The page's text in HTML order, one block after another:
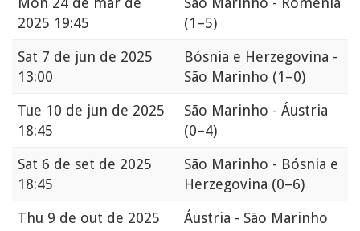
2025 19:45
(1–5)
Sat 7 de jun de 2025
13:00
Bósnia e Herzegovina -
São Marinho (1–0)
Tue 10 de jun de 2025
18:45
São Marinho - Áustria
(0–4)
Sat 6 de set de 2025
18:45
São Marinho - Bósnia e
Herzegovina (0–6)
Thu 9 de out de 2025
Áustria - São Marinho